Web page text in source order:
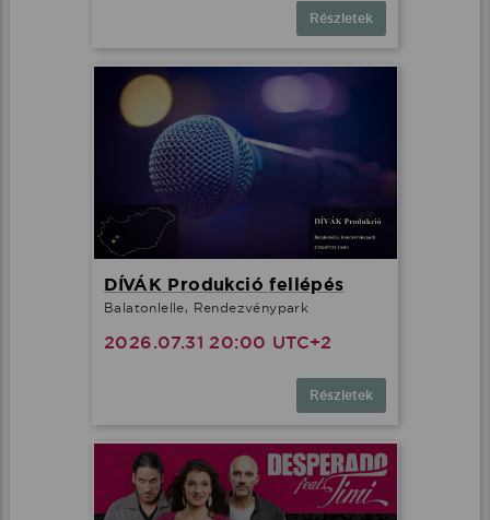
Részletek
DÍVÁK Produkció fellépés
Balatonlelle, Rendezvénypark
2026.07.31 20:00 UTC+2
Részletek